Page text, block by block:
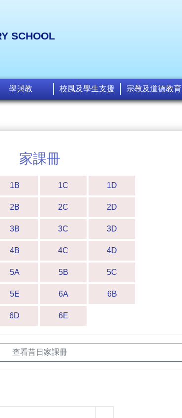
SCHOOL
學與教 校風及學生支援 宗教及道德教育
家課冊
1B 1C 1D
2B 2C 2D
3B 3C 3D
4B 4C 4D
5A 5B 5C
5E 6A 6B
6D 6E
查看昔日家課冊